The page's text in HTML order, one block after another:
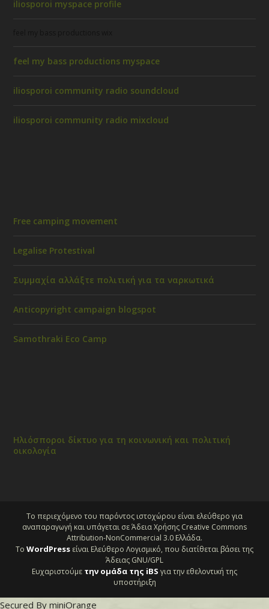
iliosporoi myspace profile
feel my bass productions myspace
iliosporoi community radio soundcloud
iliosporoi community radio mixcloud
Free camping movement
Legalise Protestival
Συμμαχία αλλάξτε πολιτική για τα ναρκωτικά
Anticopyright campaign blogspot
Samothraki Eco Camp
Ηλιόσποροι δίκτυο για τη κοινωνική και πολιτική
οικολογία
Το περιεχόμενο του παρόντος ιστοχώρου είναι ελεύθερο για
αναπαραγωγή και υπάγεται σε Άδεια Χρήσης Creative Commons
Attribution-NonCommercial 3.0 Ελλάδα.
Το WordPress είναι Ελεύθερο Λογισμικό, που διατίθεται βάσει της
Άδειας GNU/GPL
Ευχαριστούμε την ομάδα της iBS για την εθελοντική της
υποστήριξη
Secured By miniOrange